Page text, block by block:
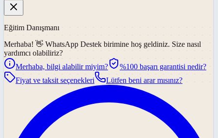
Eğitim Danışmanı
Merhaba! 👋 WhatsApp Destek birimine hoş geldiniz. Size nasıl
yardımcı olabiliriz?
Merhaba, bilgi alabilir miyim?
%100 başarı garantisi nedir?
Fiyat ve taksit seçenekleri
Lütfen beni arar mısınız?